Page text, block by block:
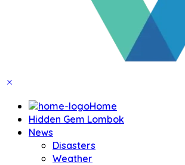
Home
Hidden Gem Lombok
News
Disasters
Weather